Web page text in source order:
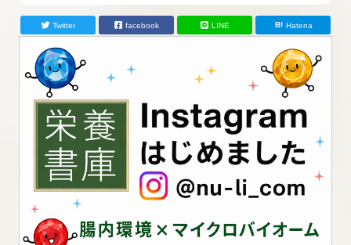
Twitter facebook LINE Hatena